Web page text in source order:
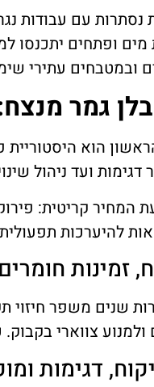
נסתרות עם עבודות
ופתחים יתכנסו
ובמטבחים עתירי
גמר
הוא
ועד ניהול
המחיר קריטית:
להיערכות
זמינות
שנים משפר חיזוי
צווארי
דגימות